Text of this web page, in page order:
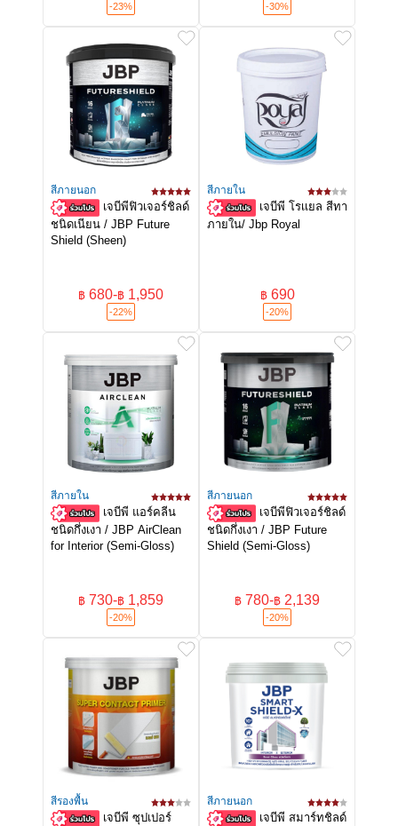
-23% -30%
สีภายนอก
เจบีพีฟิวเจอร์ชิลด์
ชนิดเนียน / JBP Future
Shield (Sheen)
฿ 680-฿ 1,950
-22%
สีภายใน
เจบีพี โรเเยล สีทา
ภายใน/ Jbp Royal
฿ 690
-20%
สีภายใน
เจบีพี แอร์คลีน
ชนิดกึ่งเงา / JBP AirClean
for Interior (Semi-Gloss)
฿ 730-฿ 1,859
-20%
สีภายนอก
เจบีพีฟิวเจอร์ชิลด์
ชนิดกึ่งเงา / JBP Future
Shield (Semi-Gloss)
฿ 780-฿ 2,139
-20%
สีรองพื้น
เจบีพี ซุปเปอร์
สีภายนอก
เจบีพี สมาร์ทชิลด์